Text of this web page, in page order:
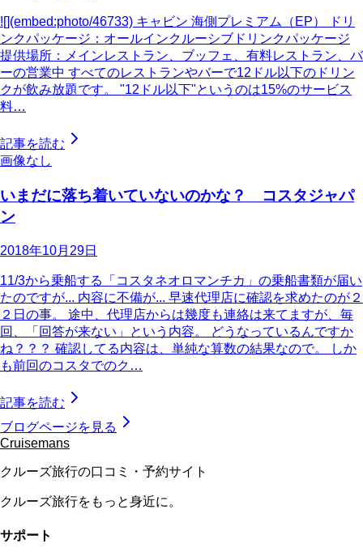
![](embed:photo/46733) キャビン 海側プレミアム（EP） ドリ
ンクパッケージ：オールインクルーシブドリンクパッケージ
提供場所：メインレストラン、ブッフェ、有料レストラン、バ
ーの営業中 すべてのレストランやバーで12ドル以下のドリン
クが飲み放題です。 "12ドル以下"というのは15%のサービス
料…
記事を読む
画像なし
いまだに落ち着いていないのかな？ コスタジャパ
ン
2018年10月29日
11/3から乗船する「コスタネオロマンチカ」の乗船書類が届い
たのですが... 内容に不備が... 早速代理店に確認を求めたのが２
２日の事。 途中、代理店からは幾度も連絡は来てますが、毎
回、「回答が来ない」という内容。 どうなっているんですか
ね？？？ 確認してる内容は、単純な算数の結果なので。 しか
も前回のコスタでのク…
記事を読む
ブログページを見る
Cruisemans
クルーズ旅行の口コミ・予約サイト
クルーズ旅行をもっと身近に。
サポート